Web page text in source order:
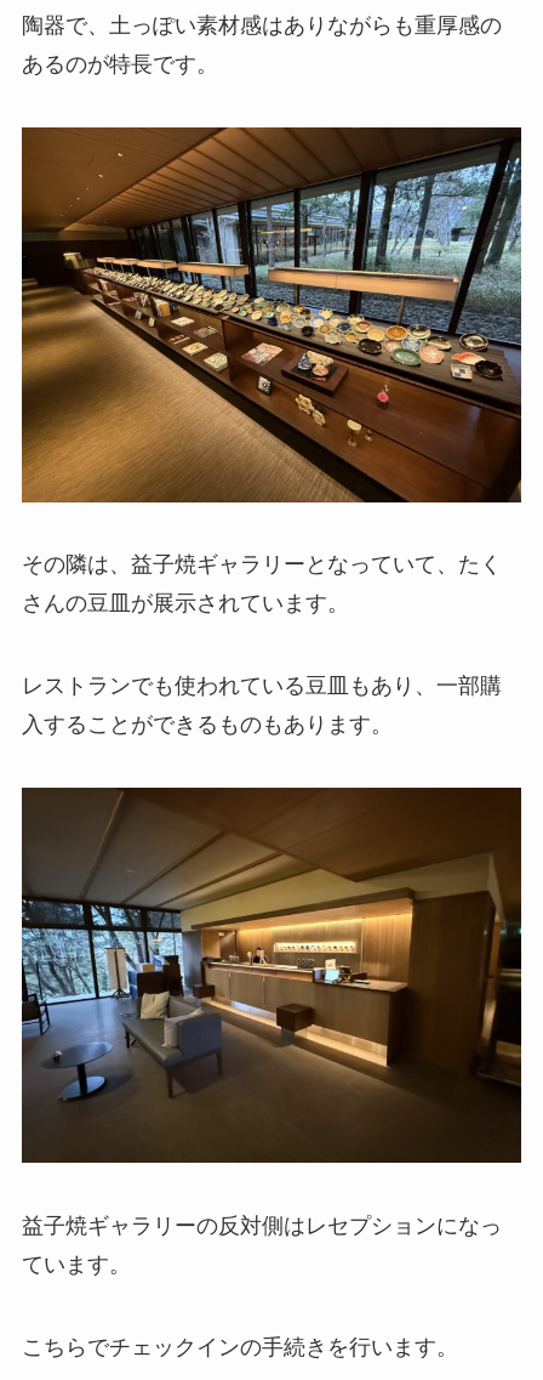
陶器で、土っぽい素材感はありながらも重厚感の
あるのが特長です。
その隣は、益子焼ギャラリーとなっていて、たく
さんの豆皿が展示されています。
レストランでも使われている豆皿もあり、一部購
入することができるものもあります。
益子焼ギャラリーの反対側はレセプションになっ
ています。
こちらでチェックインの手続きを行います。